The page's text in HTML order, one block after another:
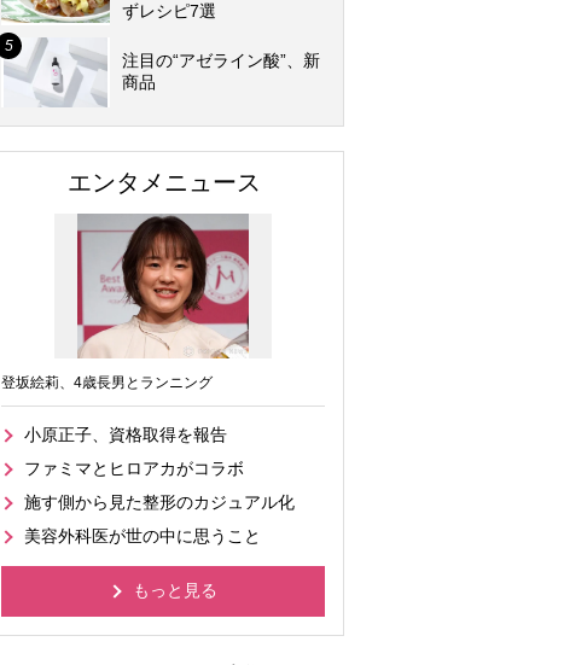
ずレシピ7選
注目の“アゼライン酸”、新
商品
エンタメニュース
登坂絵莉、4歳長男とランニング
小原正子、資格取得を報告
ファミマとヒロアカがコラボ
施す側から見た整形のカジュアル化
美容外科医が世の中に思うこと
もっと見る